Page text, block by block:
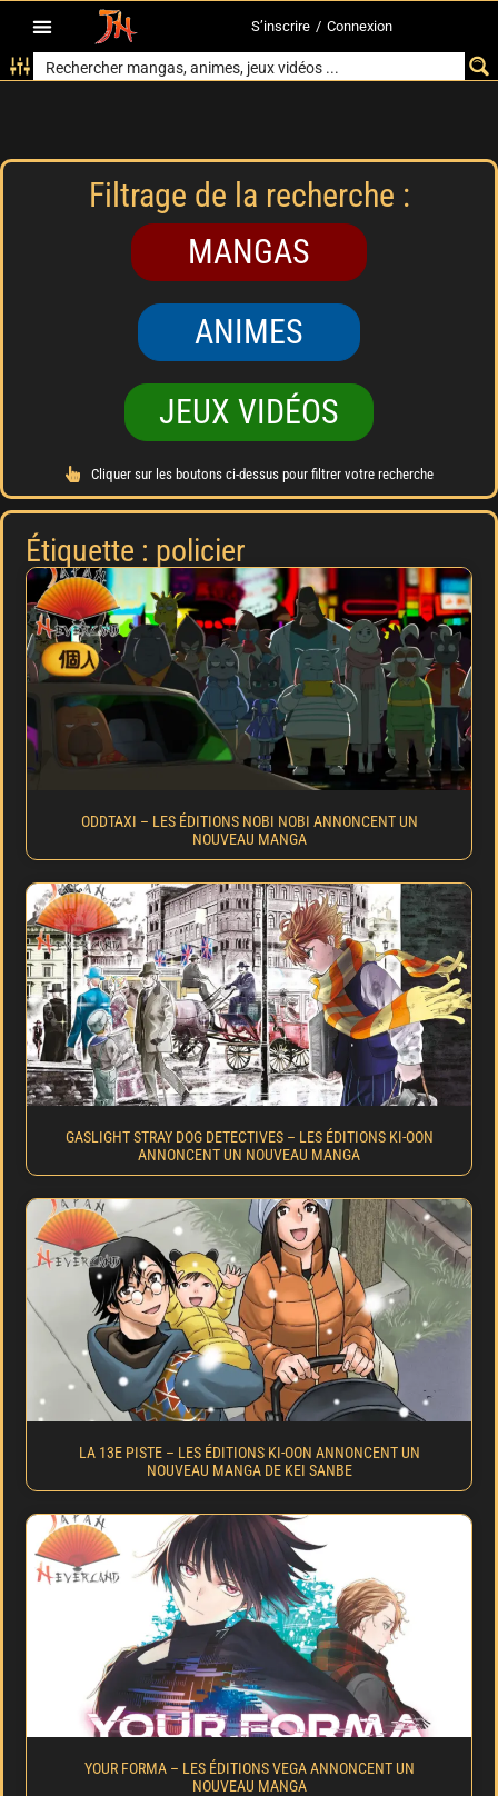
S’inscrire / Connexion
Filtrage de la recherche :
MANGAS
ANIMES
JEUX VIDÉOS
Cliquer sur les boutons ci-dessus pour filtrer votre recherche
Étiquette : policier
ODDTAXI – LES ÉDITIONS NOBI NOBI ANNONCENT UN
NOUVEAU MANGA
GASLIGHT STRAY DOG DETECTIVES – LES ÉDITIONS KI-OON
ANNONCENT UN NOUVEAU MANGA
LA 13E PISTE – LES ÉDITIONS KI-OON ANNONCENT UN
NOUVEAU MANGA DE KEI SANBE
YOUR FORMA – LES ÉDITIONS VEGA ANNONCENT UN
NOUVEAU MANGA